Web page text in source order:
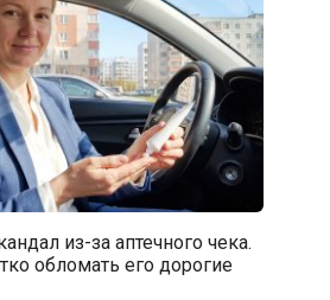
из-за аптечного чека.
обломать его дорогие